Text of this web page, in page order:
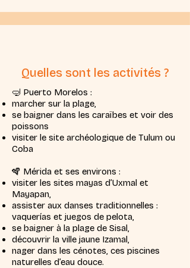
Quelles sont les activités ?
🤿 Puerto Morelos :
marcher sur la plage,
se baigner dans les caraïbes et voir des
poissons
visiter le site archéologique de Tulum ou
Coba
🪇 Mérida et ses environs :
visiter les sites mayas d’Uxmal et
Mayapan,
assister aux danses traditionnelles :
vaquerías et juegos de pelota,
se baigner à la plage de Sisal,
découvrir la ville jaune Izamal,
nager dans les cénotes, ces piscines
naturelles d’eau douce.